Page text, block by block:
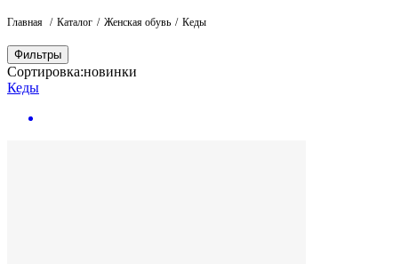
Главная Каталог Женская обувь Кеды
Фильтры
Сортировка:новинки
Кеды